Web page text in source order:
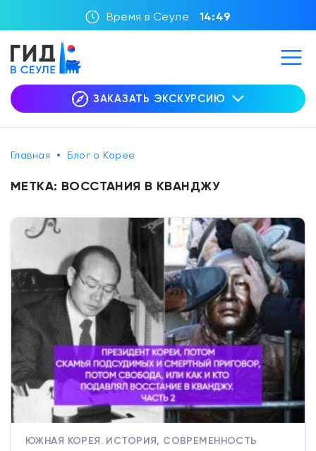
Время в Сеуле 14:49
ЗАКАЗАТЬ ЭКСКУРСИЮ
Главная Блог о Корее
МЕТКА: ВОССТАНИЯ В КВАНДЖУ
ЮЖНАЯ КОРЕЯ. ИСТОРИЯ, СОВРЕМЕННОСТЬ